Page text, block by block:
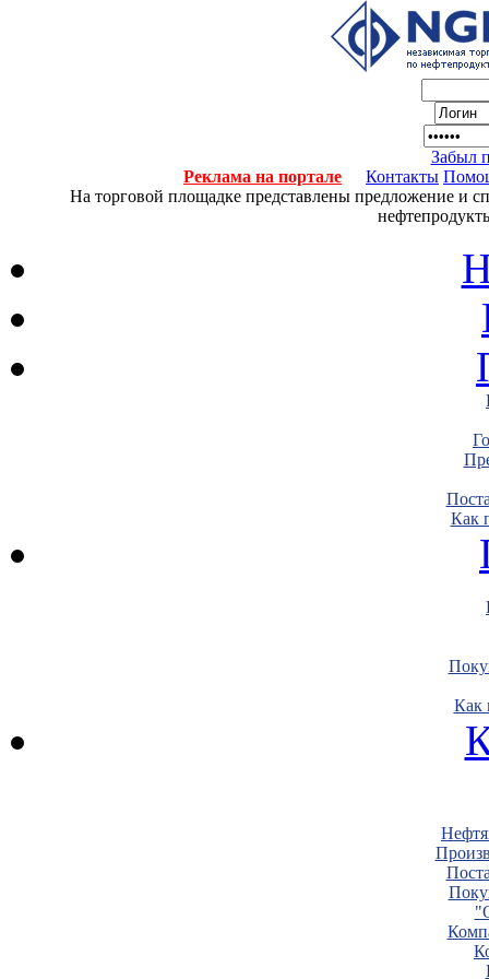
Забыл
Реклама на портале
Контакты
На торговой площадке представлены предложение и
Как
Как